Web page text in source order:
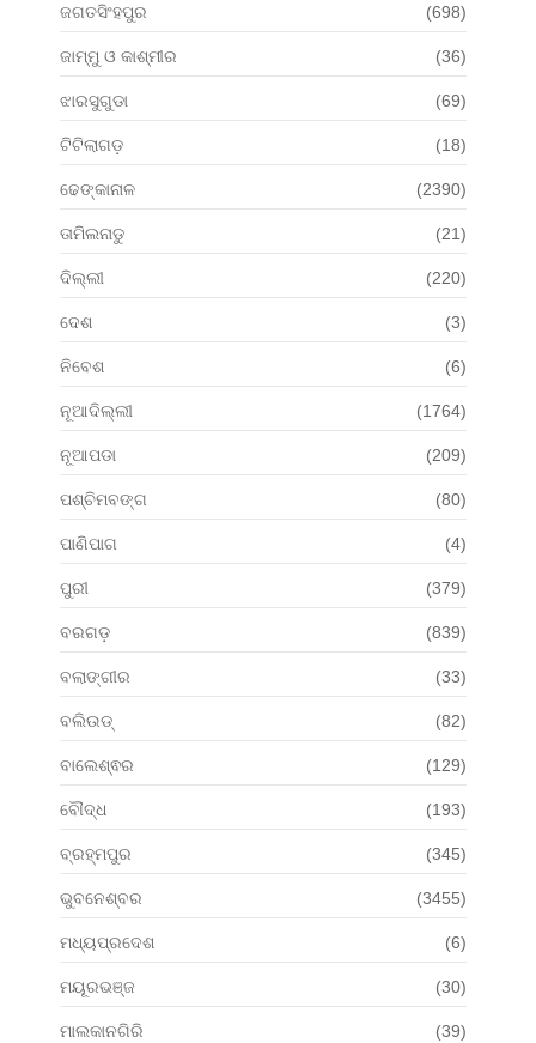
ଜଗତସିଂହପୁର (698)
ଜାମ୍ମୁ ଓ କାଶ୍ମୀର (36)
ଝାରସୁଗୁଡା (69)
ଟିଟିଲାଗଡ଼ (18)
ଢେଙ୍କାନାଳ (2390)
ତାମିଲନାଡୁ (21)
ଦିଲ୍ଲୀ (220)
ଦେଶ (3)
ନିବେଶ (6)
ନୂଆଦିଲ୍ଲୀ (1764)
ନୂଆପଡା (209)
ପଶ୍ଚିମବଙ୍ଗ (80)
ପାଣିପାଗ (4)
ପୁରୀ (379)
ବରଗଡ଼ (839)
ବଲାଙ୍ଗୀର (33)
ବଲିଉଡ୍ (82)
ବାଲେଶ୍ଵର (129)
ବୌଦ୍ଧ (193)
ବ୍ରହ୍ମପୁର (345)
ଭୁବନେଶ୍ବର (3455)
ମଧ୍ୟପ୍ରଦେଶ (6)
ମୟୂରଭଞ୍ଜ (30)
ମାଲକାନଗିରି (39)